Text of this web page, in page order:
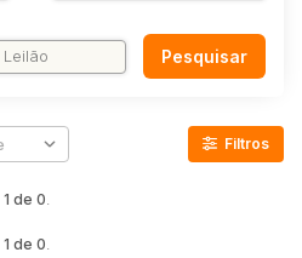
Pesquisar
1 de 0.
Filtros
1 de 0.